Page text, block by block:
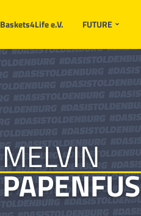
Baskets4Life e.V. FUTURE
MELVIN
PAPENFUSS